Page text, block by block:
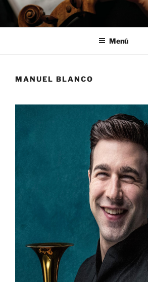
Saltar
contenido
Menú
MANUEL BLANCO